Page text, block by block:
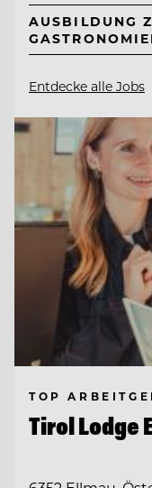
AUSBILDUNG
Entdecke alle Jobs
TOP
Tirol Lodge